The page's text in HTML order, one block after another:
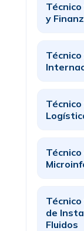
y
de
Fluidos